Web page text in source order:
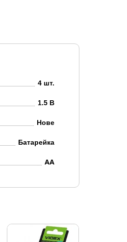
4 шт.
1.5 В
Нове
Батарейка
AA